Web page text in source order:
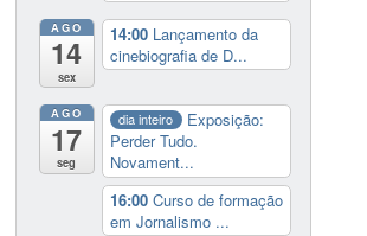
AGO
14
sex
14:00 Lançamento da
cinebiografia de D...
AGO
17
seg
dia inteiro
Exposição:
Perder Tudo.
Novament...
16:00 Curso de formação
em Jornalismo ...